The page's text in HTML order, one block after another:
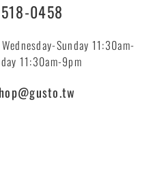
0458
Sunday 11:30am-
11:30am-9pm